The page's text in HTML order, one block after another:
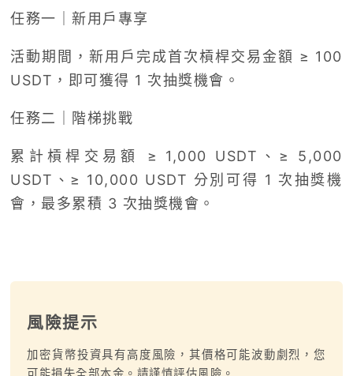
任務一｜新用戶專享
活動期間，新用戶完成首次槓桿交易金額 ≥ 100
USDT，即可獲得 1 次抽獎機會。
任務二｜階梯挑戰
累計槓桿交易額 ≥ 1,000 USDT、≥ 5,000
USDT、≥ 10,000 USDT 分別可得 1 次抽獎機
會，最多累積 3 次抽獎機會。
風險提示
加密貨幣投資具有高度風險，其價格可能波動劇烈，您
可能損失全部本金。請謹慎評估風險。